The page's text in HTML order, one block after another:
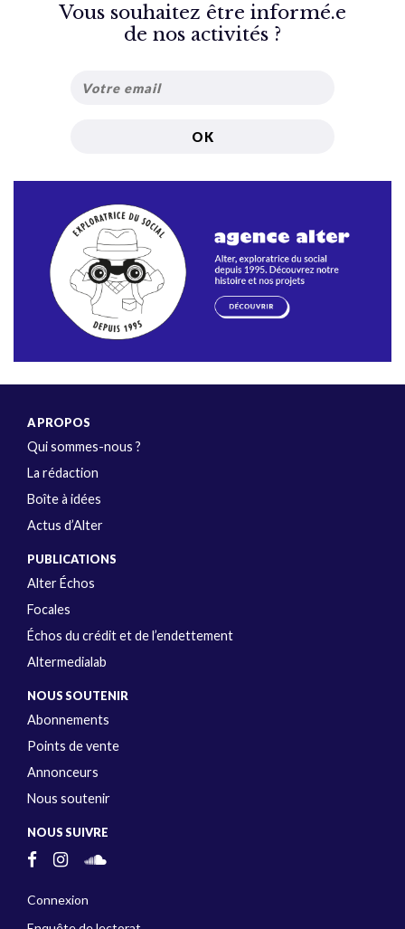
Vous souhaitez être informé.e
de nos activités ?
A PROPOS
Qui sommes-nous ?
La rédaction
Boîte à idées
Actus d’Alter
PUBLICATIONS
Alter Échos
Focales
Échos du crédit et de l’endettement
Altermedialab
NOUS SOUTENIR
Abonnements
Points de vente
Annonceurs
Nous soutenir
NOUS SUIVRE
Connexion